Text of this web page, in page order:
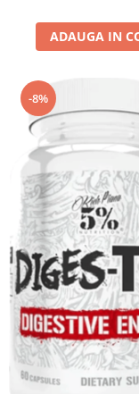
ADAUGA IN
-8%